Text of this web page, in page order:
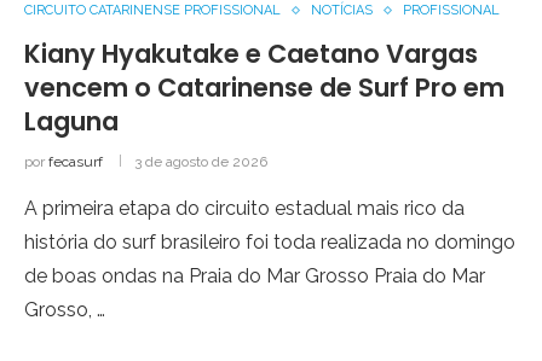
CIRCUITO CATARINENSE PROFISSIONAL NOTÍCIAS PROFISSIONAL
Kiany Hyakutake e Caetano Vargas
vencem o Catarinense de Surf Pro em
Laguna
por fecasurf 3 de agosto de 2026
A primeira etapa do circuito estadual mais rico da
história do surf brasileiro foi toda realizada no domingo
de boas ondas na Praia do Mar Grosso Praia do Mar
Grosso, …